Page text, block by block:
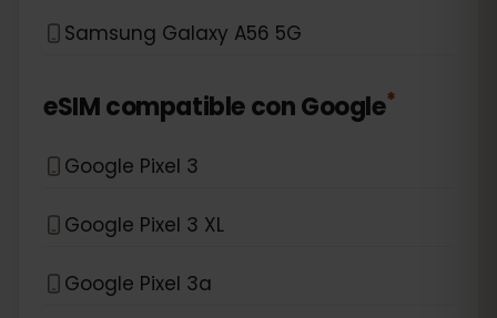
Samsung Galaxy A56 5G
eSIM compatible conGoogle*
Google Pixel 3
Google Pixel 3 XL
Google Pixel 3a